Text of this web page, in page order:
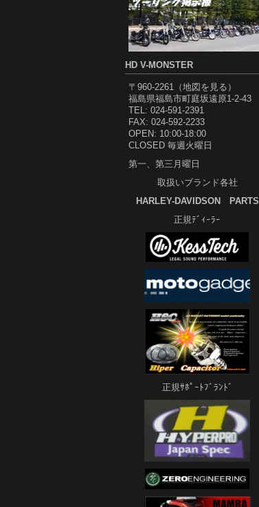
HD V-MONSTER
〒960-2261（地図を見る ）
福島県福島市町庭坂遠原1-2-43
TEL: 024-591-2391
FAX: 024-592-2233
OPEN: 10:00-18:00
CLOSED 毎週火曜日
第一、第三月曜日
取扱いブランド各社
HARLEY-DAVIDSON PARTS
正規ﾃﾞｨｰﾗｰ
正規ｻﾎﾟｰﾄﾌﾞﾗﾝﾄﾞ